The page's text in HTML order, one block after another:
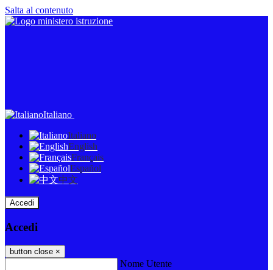
Salta al contenuto
Italiano
Italiano
English
Français
Español
中文
Accedi
Accedi
button close ×
Nome Utente